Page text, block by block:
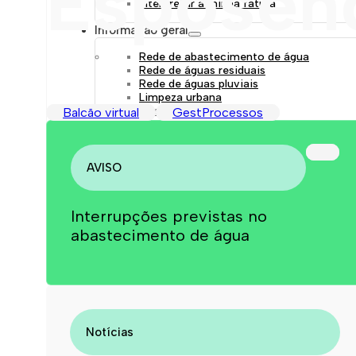
Interpretar a minha fatura
Informação geral
Rede de abastecimento de água
Rede de águas residuais
Rede de águas pluviais
Limpeza urbana
Gestão de resíduos
Espaços verdes
Indicadores ERSAR
Qualidade da água
Contactos
Balcão virtual GestProcessos
AVISO
Interrupções previstas no
abastecimento de água
Notícias